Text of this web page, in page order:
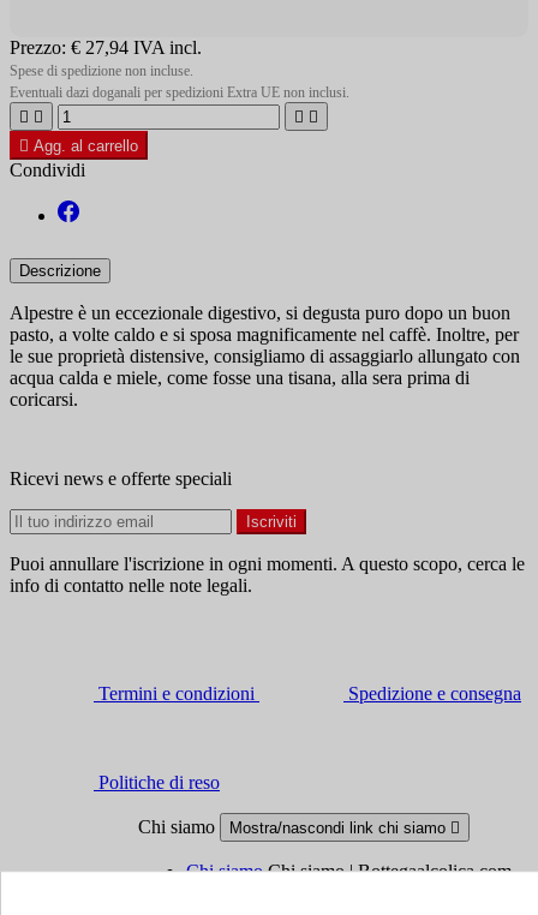
Prezzo: € 27,94 IVA incl.
Spese di spedizione non incluse.
Eventuali dazi doganali per spedizioni Extra UE non inclusi.
   
 Agg. al carrello
Condividi
Descrizione
Alpestre è un eccezionale digestivo, si degusta puro dopo un buon
pasto, a volte caldo e si sposa magnificamente nel caffè. Inoltre, per
le sue proprietà distensive, consigliamo di assaggiarlo allungato con
acqua calda e miele, come fosse una tisana, alla sera prima di
coricarsi.
Ricevi news e offerte speciali
Puoi annullare l'iscrizione in ogni momenti. A questo scopo, cerca le
info di contatto nelle note legali.
Termini e condizioni Spedizione e consegna
Politiche di reso
Chi siamo Mostra/nascondi link chi siamo 
Chi siamoChi siamo | Bottegaalcolica.com